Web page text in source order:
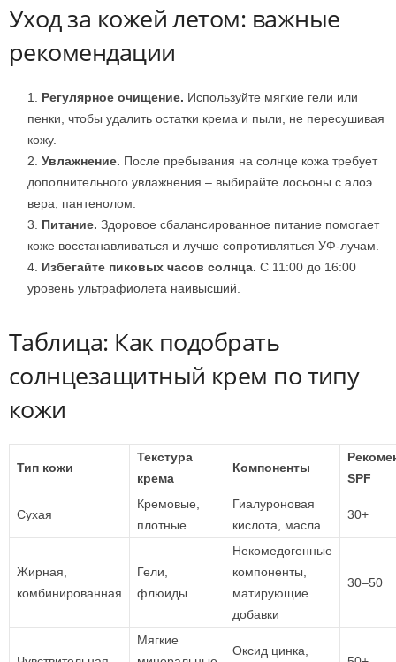
Уход за кожей летом: важные
рекомендации
Регулярное очищение. Используйте мягкие гели или
пенки, чтобы удалить остатки крема и пыли, не пересушивая
кожу.
Увлажнение. После пребывания на солнце кожа требует
дополнительного увлажнения – выбирайте лосьоны с алоэ
вера, пантенолом.
Питание. Здоровое сбалансированное питание помогает
коже восстанавливаться и лучше сопротивляться УФ-лучам.
Избегайте пиковых часов солнца. С 11:00 до 16:00
уровень ультрафиолета наивысший.
Таблица: Как подобрать
солнцезащитный крем по типу
кожи
Тип кожи
Текстура
крема
Компоненты
SPF
Сухая
Кремовые,
плотные
Гиалуроновая
кислота, масла
30+
Жирная,
комбинированная
Гели,
флюиды
Некомедогенные
компоненты,
матирующие
добавки
30–50
Мягкие
Оксид цинка,